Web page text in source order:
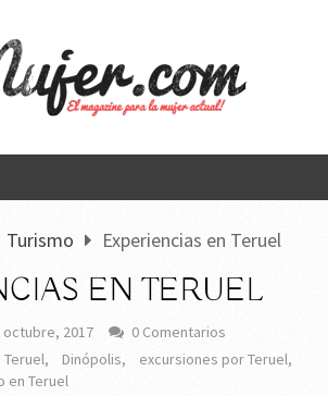
Turismo Experiencias en Teruel
EN TERUEL
octubre, 2017
0 Comentarios
, Dinópolis, excursiones por Teruel,
en Teruel